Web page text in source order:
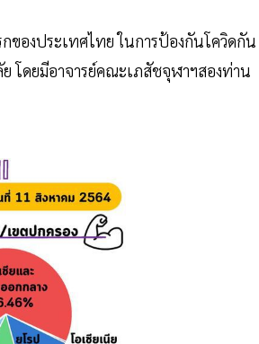
องประเทศไทย ในการป้องกันโควิดกัน
โดยมีอาจารย์คณะเภสัชจุฬาฯสองท่าน